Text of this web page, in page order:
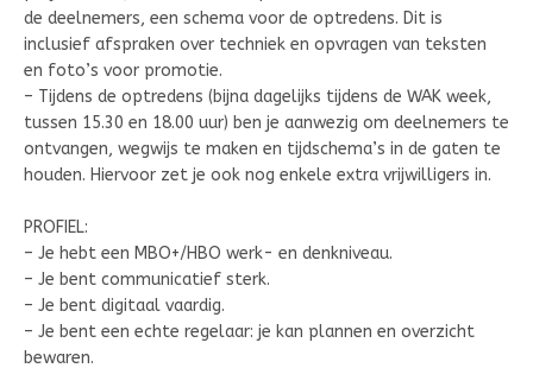
de deelnemers, een schema voor de optredens. Dit is
inclusief afspraken over techniek en opvragen van teksten
en foto’s voor promotie.
– Tijdens de optredens (bijna dagelijks tijdens de WAK week,
tussen 15.30 en 18.00 uur) ben je aanwezig om deelnemers te
ontvangen, wegwijs te maken en tijdschema’s in de gaten te
houden. Hiervoor zet je ook nog enkele extra vrijwilligers in.
PROFIEL:
– Je hebt een MBO+/HBO werk- en denkniveau.
– Je bent communicatief sterk.
– Je bent digitaal vaardig.
– Je bent een echte regelaar: je kan plannen en overzicht
bewaren.